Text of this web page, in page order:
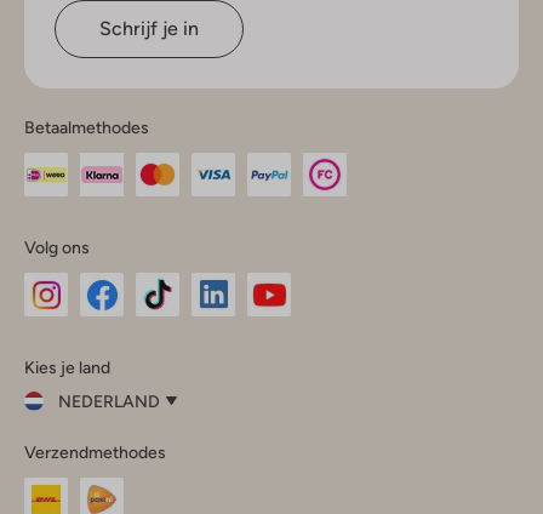
Schrijf je in
Betaalmethodes
Volg ons
InstagramFacebook
Kies je land
NEDERLAND
je
land
Verzendmethodes